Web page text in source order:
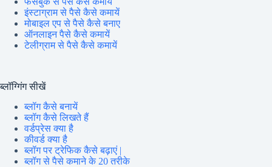
इंस्टाग्राम से पैसे कैसे कमायें
मोबाइल एप से पैसे कैसे बनाए
ऑनलाइन पैसे कैसे कमायें
टेलीग्राम से पैसे कैसे कमायें
ब्लॉग्गिंग सीखें
ब्लॉग कैसे बनायें
ब्लॉग कैसे लिखते हैं
वर्डप्रेस क्या है
कीवर्ड क्या है
ब्लॉग पर ट्रेफिक कैसे बढ़ाएं |
ब्लॉग से पैसे कमाने के 20 तरीके